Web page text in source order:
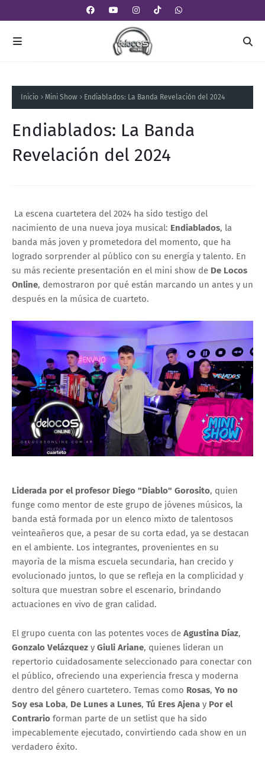
Inicio Mini Show Endiablados: La Banda Revelación del 2024
Endiablados: La Banda
Revelación del 2024
La escena cuartetera del 2024 ha sido testigo del
nacimiento de una nueva joya musical: Endiablados, la
banda más joven y prometedora del momento, que ha
logrado sorprender al público con su energía y talento. En
su más reciente presentación en el mini show de De Locos
Online, demostraron por qué están marcando un antes y un
después en la música de cuarteto.
Liderada por el profesor Diego "Diablo" Gorosito, quien
funge como mentor de este grupo de jóvenes músicos, la
banda está formada por un elenco mixto de talentosos
veinteañeros que, a pesar de su corta edad, ya se destacan
en el ambiente. Los integrantes, provenientes en su
mayorìa de la misma escuela secundaria, han crecido y
evolucionado juntos, lo que se refleja en la complicidad y
soltura que muestran sobre el escenario, brindando
actuaciones en vivo de gran calidad.
El grupo cuenta con las potentes voces de Agustina Díaz,
Gonzalo Velázquez y Giuli Ariane, quienes lideran un
repertorio cuidadosamente seleccionado para conectar con
el público, ofreciendo una experiencia fresca y moderna
dentro del género cuartetero. Temas como Rosas, Yo no
Soy esa Loba, De Lunes a Lunes, Tú Eres Ajena y Por el
Contrario forman parte de un setlist que ha sido
impecablemente ejecutado, convirtiendo cada show en un
verdadero éxito.